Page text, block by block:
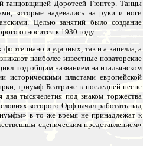
танцовщицей Доротеей Гюнтер. Танцы
которые надевались на руки и ноги
Целью занятий было создание
относится к 1930 году.
и ударных, так и а капелла, а
наиболее известные новаторские
под общим названием на итальянском
историческими пластами европейской
триумф Беатриче в последней песне
тысячелетия под знаком торжества
которого Орф начал работать над
в то же время не принадлежат к
сценическим представлением»